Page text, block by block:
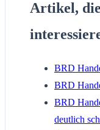
Artikel,
BRD
BRD
BRD
deutlich